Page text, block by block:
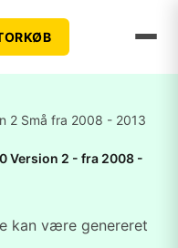
2 Små fra 2008 - 2013
Version 2 - fra 2008 -
kan være genereret